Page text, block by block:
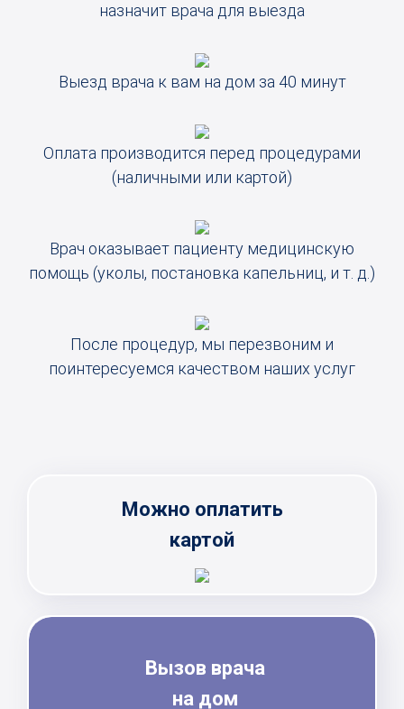
назначит врача для выезда
Выезд врача к вам на дом за 40 минут
Оплата производится перед процедурами
(наличными или картой)
Врач оказывает пациенту медицинскую
помощь (уколы, постановка капельниц, и т. д.)
После процедур, мы перезвоним и
поинтересуемся качеством наших услуг
Можно оплатить
картой
Вызов врача
на дом